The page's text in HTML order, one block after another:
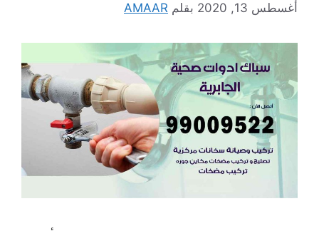
أغسطس 13, 2020 بقلم AMAAR